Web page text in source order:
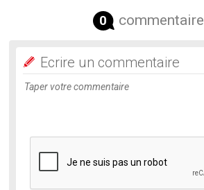
0 commentaire
Ecrire un commentaire